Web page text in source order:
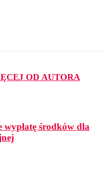
OD AUTORA
środków dla